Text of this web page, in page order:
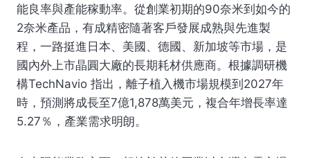
能良率與產能稼動率。從創業初期的90奈米到如今的
2奈米產品，有成精密隨著客戶發展成熟與先進製
程，一路挺進日本、美國、德國、新加坡等市場，是
國內外上市晶圓大廠的長期耗材供應商。根據調研機
構TechNavio 指出，離子植入機市場規模到2027年
時，預測將成長至7億1,878萬美元，複合年增長率達
5.27％，產業需求明朗。